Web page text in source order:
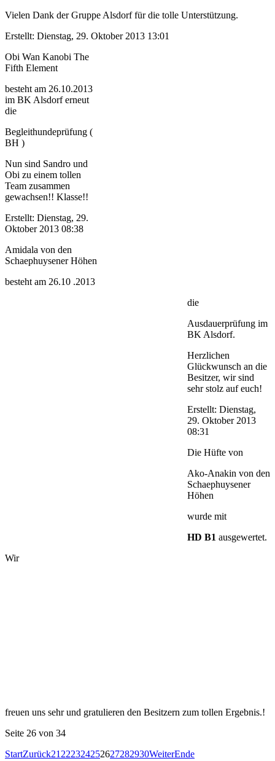
Vielen Dank der Gruppe Alsdorf für die tolle Unterstützung.
Erstellt: Dienstag, 29. Oktober 2013 13:01
Obi Wan Kanobi The
Fifth Element
besteht am 26.10.2013
im BK Alsdorf erneut
die
Begleithundeprüfung (
BH )
Nun sind Sandro und
Obi zu einem tollen
Team zusammen
gewachsen!! Klasse!!
Erstellt: Dienstag, 29.
Oktober 2013 08:38
Amidala von den
Schaephuysener Höhen
besteht am 26.10 .2013
die
Ausdauerprüfung im
BK Alsdorf.
Herzlichen
Glückwunsch an die
Besitzer, wir sind
sehr stolz auf euch!
Erstellt: Dienstag,
29. Oktober 2013
08:31
Die Hüfte von
Ako-Anakin von den
Schaephuysener
Höhen
wurde mit
HD B1 ausgewertet.
Wir
freuen uns sehr und gratulieren den Besitzern zum tollen Ergebnis.!
Seite 26 von 34
StartZurück21 222324252627282930WeiterEnde